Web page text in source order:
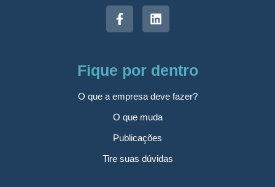
Fique por dentro
O que a empresa deve fazer?
O que muda
Publicações
Tire suas dúvidas